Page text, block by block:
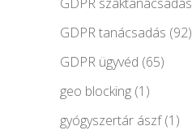
GDPR tanácsadás (92)
GDPR ügyvéd (65)
geo blocking (1)
gyógyszertár ászf(1)